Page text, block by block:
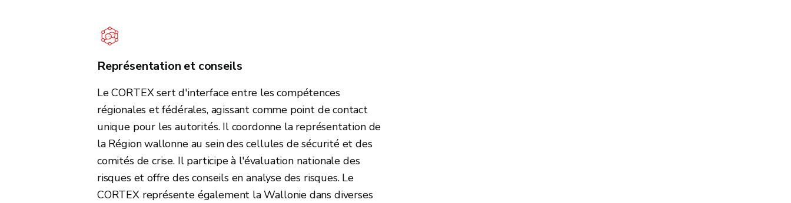
Représentation et conseils
Le CORTEX sert d'interface entre les compétences
régionales et fédérales, agissant comme point de contact
unique pour les autorités. Il coordonne la représentation de
la Région wallonne au sein des cellules de sécurité et des
comités de crise. Il participe à l'évaluation nationale des
risques et offre des conseils en analyse des risques. Le
CORTEX représente également la Wallonie dans diverses